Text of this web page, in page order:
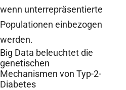
wenn unterrepräsentierte
Populationen einbezogen
werden.
Big Data beleuchtet die
genetischen
Mechanismen von Typ-2-
Diabetes